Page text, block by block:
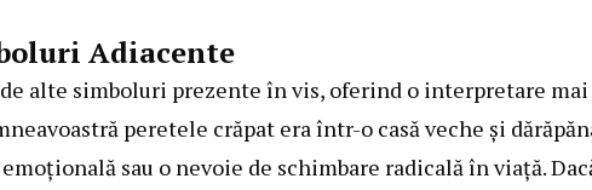
Adiacente
alte simboluri prezente în vis, oferind o interpretare mai
peretele crăpat era într-o casă veche și
sau o nevoie de schimbare radicală în viață.